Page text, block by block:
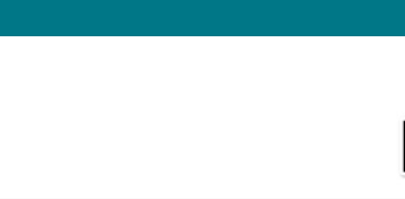
社会保険労務士(社労士)